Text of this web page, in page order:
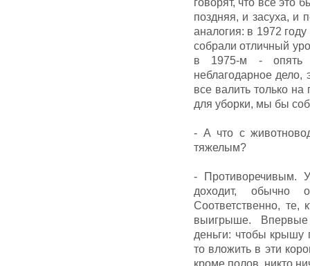
говорят, что все это
поздняя, и засуха, и
аналогия: в 1972
собрали отличный
в 1975-м - опять
неблагодарное дело,
все валить только
для уборки, мы бы
- А что с
тяжелым?
- Противоречивым.
доходит,
Соответственно, те,
выигрыше. Впервые
деньги: чтобы крышу
то вложить в эти
кроме полов, никто